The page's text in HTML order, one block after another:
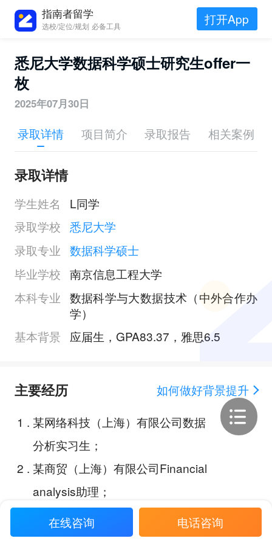
指南者留学
选校/定位/规划 必备工具 打开App
悉尼大学数据科学硕士研究生offer一
枚
2025年07月30日
录取详情 项目简介 录取报告 相关案例
录取详情
学生姓名
L同学
录取学校 悉尼大学
录取专业 数据科学硕士
毕业学校 南京信息工程大学
本科专业 数据科学与大数据技术（中外合作办
学）
基本背景
应届生，GPA83.37，雅思6.5
主要经历
如何做好背景提升
1 . 某网络科技（上海）有限公司数据
分析实习生；
2 . 某商贸（上海）有限公司Financial
analysis助理；
杭州某家用电器有限公司数据分析
行业销售数据分析；
在线咨询 电话咨询